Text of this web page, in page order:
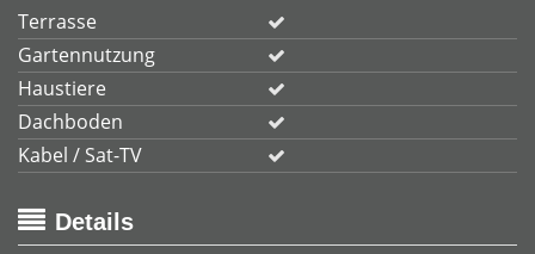
Terrasse
Gartennutzung
Haustiere
Dachboden
Kabel / Sat-TV
Details